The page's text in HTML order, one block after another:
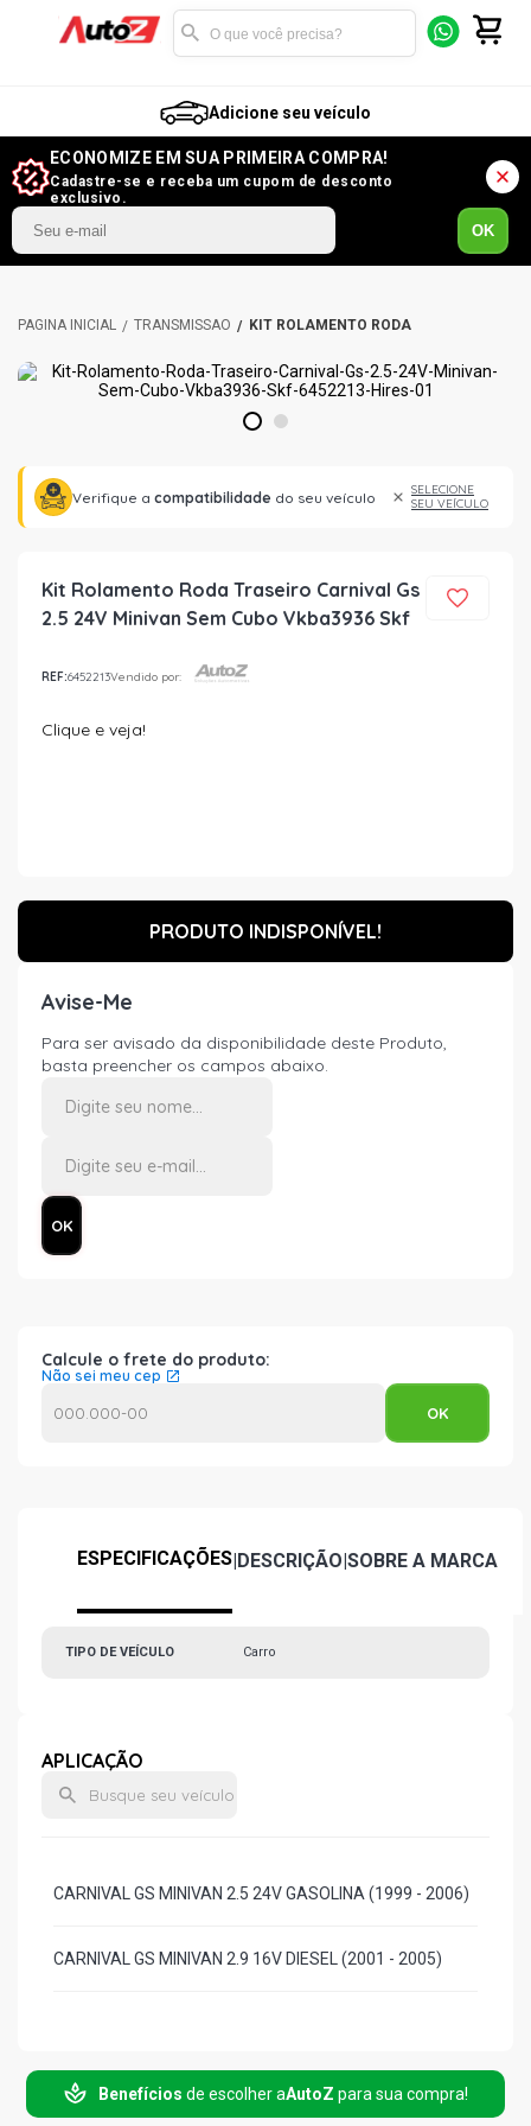
Adicione seu veículo
ECONOMIZE EM SUA PRIMEIRA COMPRA!
Cadastre-se e receba um cupom de desconto
exclusivo.
OK
TRANSMISSÃO KIT ROLAMENTO RODA
1 2
Verifique a compatibilidade do seu veículo
SELECIONE
SEU VEÍCULO
Kit Rolamento Roda Traseiro Carnival Gs
2.5 24V Minivan Sem Cubo Vkba3936 Skf
REF:6452213Vendido por:
Clique e veja!
PRODUTO INDISPONÍVEL!
Avise-Me
Para ser avisado da disponibilidade deste Produto,
basta preencher os campos abaixo.
Calcule o frete do produto:
Não sei meu cep
ESPECIFICAÇÕES|DESCRIÇÃO|SOBRE A MARCA
TIPO DE VEÍCULO Carro
APLICAÇÃO
CARNIVAL GS MINIVAN 2.5 24V GASOLINA (1999 - 2006)
CARNIVAL GS MINIVAN 2.9 16V DIESEL (2001 - 2005)
Benefícios de escolher aAutoZ para sua compra!